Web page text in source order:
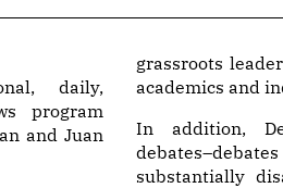
daily,
program
and Juan
grassroots
academics and
In addition,
substantially